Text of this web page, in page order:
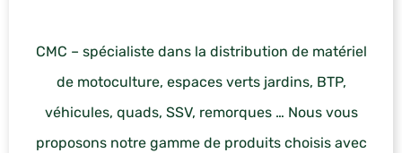
CMC – spécialiste dans la distribution de matériel
de motoculture, espaces verts jardins, BTP,
véhicules, quads, SSV, remorques … Nous vous
proposons notre gamme de produits choisis avec